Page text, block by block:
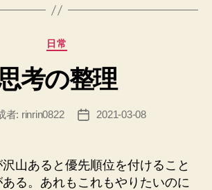
カ
ゴ
リ
日常
考の整理
者: rinrin0822
投
2021-03-08
山あると優先順位を付けること
る。あれもこれもやりたいのに